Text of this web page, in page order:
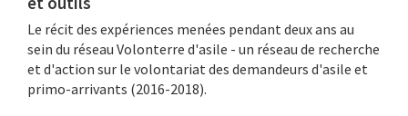
Le récit des expériences menées pendant deux ans au
sein du réseau Volonterre d'asile - un réseau de recherche
et d'action sur le volontariat des demandeurs d'asile et
primo-arrivants (2016-2018).